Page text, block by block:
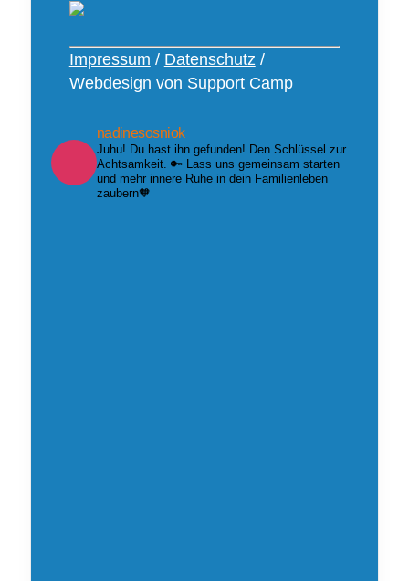
Impressum / Datenschutz/
Webdesign von Support Camp
nadinesosniok
Juhu! Du hast ihn gefunden! Den Schlüssel zur
Achtsamkeit. 🔑 Lass uns gemeinsam starten
und mehr innere Ruhe in dein Familienleben
zaubern🧡